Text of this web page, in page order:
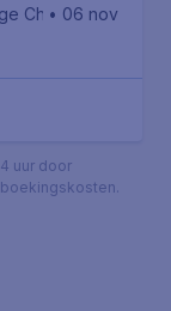
Chávez• 06 nov
uur door